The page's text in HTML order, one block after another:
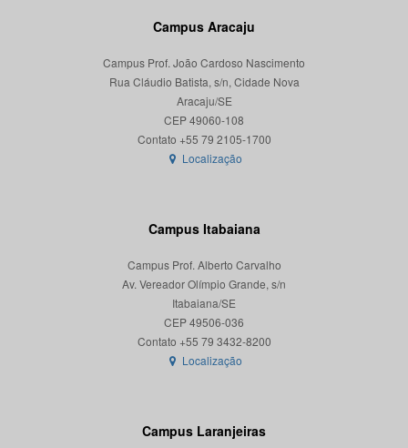
Campus Aracaju
Campus Prof. João Cardoso Nascimento
Rua Cláudio Batista, s/n, Cidade Nova
Aracaju/SE
CEP 49060-108
Localização
Campus Itabaiana
Campus Prof. Alberto Carvalho
Av. Vereador Olímpio Grande, s/n
Itabaiana/SE
CEP 49506-036
Localização
Campus Laranjeiras